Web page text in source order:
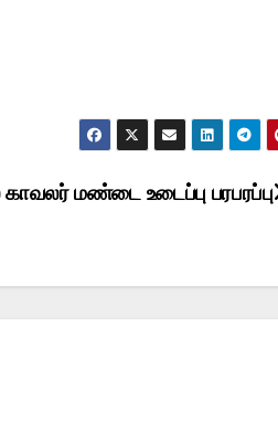
மண்டை உடைப்பு பரபரப்பு